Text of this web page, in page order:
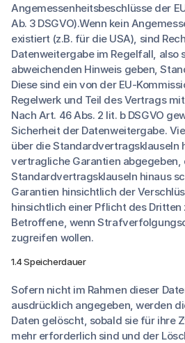
Angemessenheitsbeschlüsse der
Ab. 3 DSGVO).Wenn kein
existiert (z.B. für die USA), sind
Datenweitergabe im Regelfall, also
abweichenden Hinweis geben,
Diese sind ein von der EU-
Regelwerk und Teil des Vertrags
Nach Art. 46 Abs. 2 lit. b DSGVO
Sicherheit der Datenweitergabe.
über die Standardvertragsklauseln
vertragliche Garantien abgegeben,
Standardvertragsklauseln hinaus
Garantien hinsichtlich der
hinsichtlich einer Pflicht des Dritten
Betroffene, wenn
zugreifen wollen.
1.4 Speicherdauer
Sofern nicht im Rahmen dieser
ausdrücklich angegeben, werden
Daten gelöscht, sobald sie für ihre
mehr erforderlich sind und der